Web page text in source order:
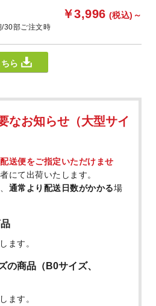
￥3,996 (税込) ～
30部ご注文時
ら
なお知らせ（大型サイ
配送便をご指定いただけませ
にて出荷いたします。
通常より配送日数がかかる場
ます。
の商品（B0サイズ、
ます。